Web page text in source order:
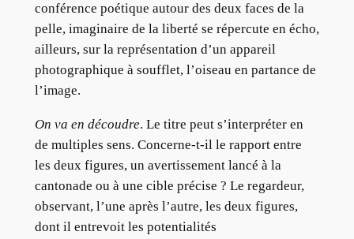
conférence poétique autour des deux faces de la
pelle, imaginaire de la liberté se répercute en écho,
ailleurs, sur la représentation d’un appareil
photographique à soufflet, l’oiseau en partance de
l’image.
On va en découdre. Le titre peut s’interpréter en
de multiples sens. Concerne-t-il le rapport entre
les deux figures, un avertissement lancé à la
cantonade ou à une cible précise ? Le regardeur,
observant, l’une après l’autre, les deux figures,
dont il entrevoit les potentialités